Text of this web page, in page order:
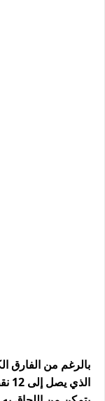
بالرغم من الفارق